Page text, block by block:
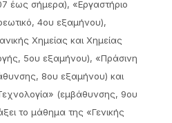
έως σήμερα), «Εργαστήριο
4ου εξαμήνου),
Χημείας και Χημείας
5ου εξαμήνου), «Πράσινη
8ου εξαμήνου) και
(εμβάθυνσης, 9ου
το μάθημα της «Γενικής